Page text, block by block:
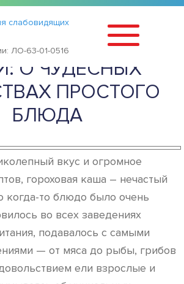
слабовидящих
ЛО-63-01-0516
ВРЕД ГОРОХОВОЙ
О ЧУДЕСНЫХ
ПРОСТОГО
БЛЮДА
вкус и огромное
гороховая каша – нечастый
когда-то блюдо было очень
во всех заведениях
подавалось с самыми
— от мяса до рыбы, грибов
ели взрослые и